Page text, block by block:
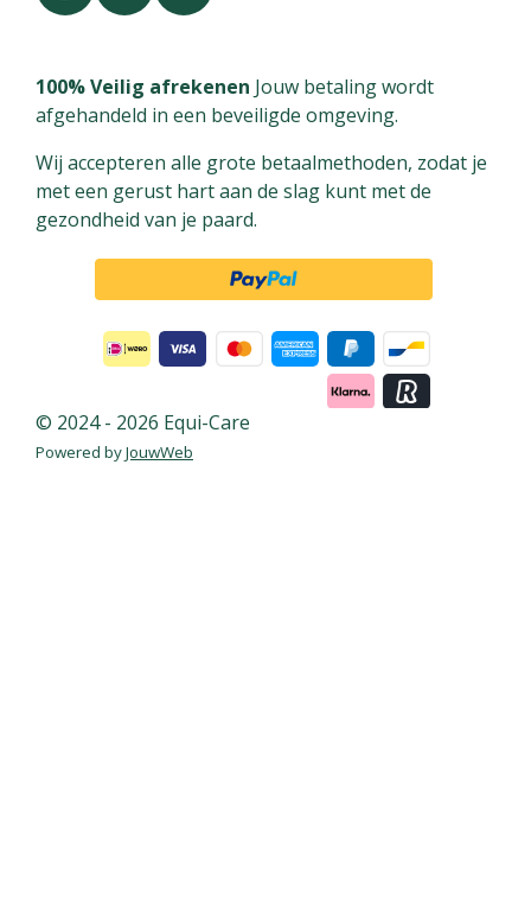
a
e
b
o
k
i
t
e
e
s
t
i
k
e
I
n
100% Veilig afrekenen Jouw betaling wordt
afgehandeld in een beveiligde omgeving.
Wij accepteren alle grote betaalmethoden, zodat je
met een gerust hart aan de slag kunt met de
gezondheid van je paard.
© 2024 - 2026 Equi-Care
Powered byJouwWeb